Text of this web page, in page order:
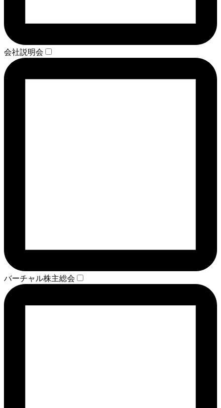
会社説明会
バーチャル株主総会